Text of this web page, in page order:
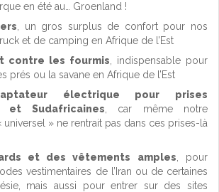
en été au… Groenland !
, un gros surplus de confort pour nos
et de camping en Afrique de l’Est
contre les fourmis , indispensable pour
prés ou la savane en Afrique de l’Est
électrique pour prises
et Sudafricaines , car même notre
universel » ne rentrait pas dans ces prises-là
et des vêtements amples , pour
vestimentaires de l’Iran ou de certaines
mais aussi pour entrer sur des sites